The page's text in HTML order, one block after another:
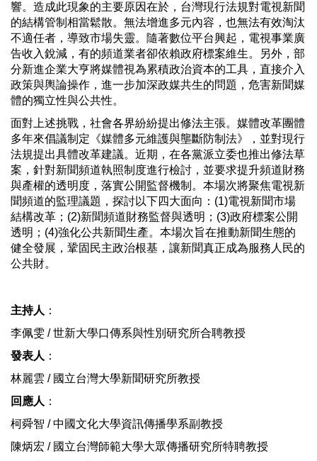
響。造成此現象的主要原因在於，台灣現行法規對電視新聞
的結構管制相當鬆散。無法增進多元內容，也無法有效淘汰
不適任者，導致市場失靈。隨著數位平台興起，電視事業廣
告收入銳減，有的頻道業者卻依賴政府標案維生。另外，部
分新進企業大亨將媒體視為累積政治資本的工具，直接介入
政策與輿論操作，進一步加深政媒共生的問題，危害新聞媒
體的獨立性與公共性。
面對上述挑戰，社會各界紛紛提出修法主張。媒體改革團體
多年來倡議制定《媒體多元維護與壟斷防制法》，並對現行
法規提出具體改革建議。近期，在各黨派立委也推出修法草
案，針對新聞頻道執照制度進行檢討，並要求提升頻道財務
與產權的透明度，落實公開監督機制。本場次將聚焦電視新
聞頻道的監理議題，探討以下四大面向：(1)電視新聞市場
結構改革；(2)新聞頻道財務監督與透明；(3)政府標案公開
透明；(4)強化公共新聞生產。本場次旨在推動新聞生態的
健全發展，鞏固民主政治根基，讓新聞真正成為服務人民的
公共財。
主持人 ：
李佩雯 / 世新大學口傳系與性別研究所合聘教授
發表人 ：
林麗雲 / 國立台灣大學新聞研究所教授
回應人 ：
柯舜智 / 中國文化大學資訊傳播學系副教授
陳炳宏 / 國立台灣師範大學大眾傳播研究所特聘教授